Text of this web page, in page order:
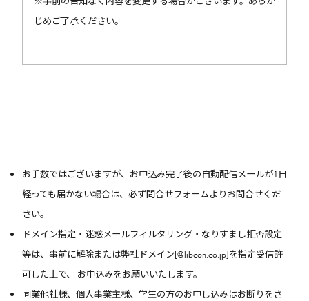
じめご了承ください。
お手数ではございますが、お申込み完了後の自動配信メールが1日
経っても届かない場合は、必ず問合せフォームよりお問合せくだ
さい。
ドメイン指定・迷惑メールフィルタリング・なりすまし拒否設定
等は、事前に解除または弊社ドメイン[@libcon.co.jp]を指定受信許
可した上で、 お申込みをお願いいたします。
同業他社様、個人事業主様、学生の方のお申し込みはお断りをさ